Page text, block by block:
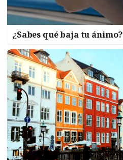
¿Sabes qué baja tu ánimo?